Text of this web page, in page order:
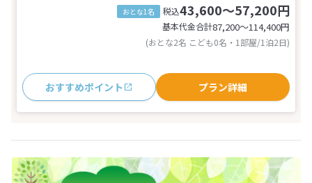
おとな1名 税込43,600～57,200円
基本代金合計87,200〜114,400円
(おとな2名 こども0名・1部屋/1泊2日)
おすすめポイント プラン詳細